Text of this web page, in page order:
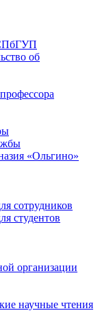
об
«Ольгино»
сотрудников
студентов
организации
научные чтения